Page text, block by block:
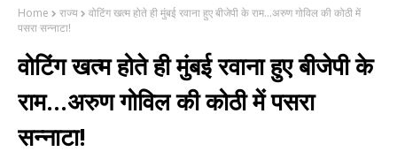
Home राज्य
वोटिंग खत्म होते ही मुंबई रवाना हुए बीजेपी के राम...अरुण गोविल की कोठी में
पसरा सन्नाटा!
वोटिंग खत्म होते ही मुंबई रवाना हुए बीजेपी के
राम...अरुण गोविल की कोठी में पसरा
सन्नाटा!